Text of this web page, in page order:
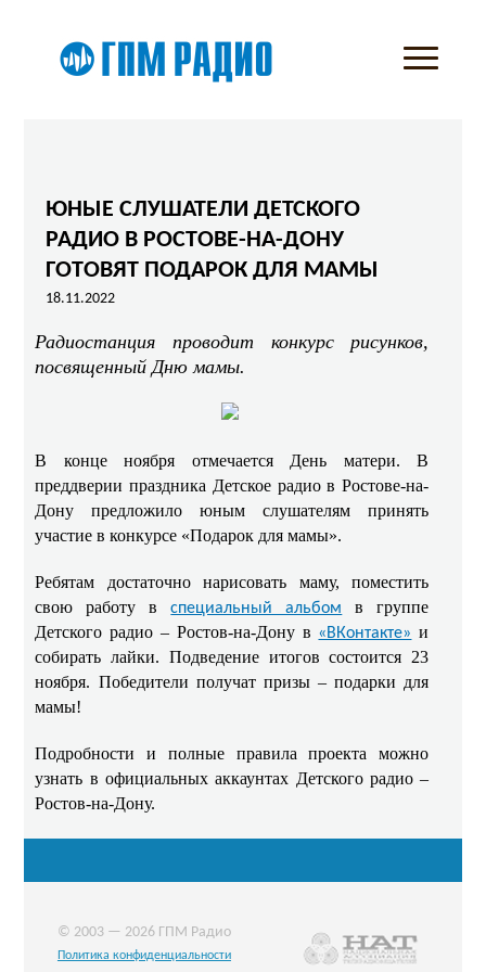
ЮНЫЕ СЛУШАТЕЛИ ДЕТСКОГО
РАДИО В РОСТОВЕ-НА-ДОНУ
ГОТОВЯТ ПОДАРОК ДЛЯ МАМЫ
18.11.2022
Радиостанция проводит конкурс рисунков,
посвященный Дню мамы.
В конце ноября отмечается День матери. В
преддверии праздника Детское радио в Ростове-на-
Дону предложило юным слушателям принять
участие в конкурсе «Подарок для мамы».
Ребятам достаточно нарисовать маму, поместить
свою работу вспециальный альбом
в группе
Детского радио – Ростов-на-Дону в «ВКонтакте» и
собирать лайки. Подведение итогов состоится 23
ноября. Победители получат призы – подарки для
мамы!
Подробности и полные правила проекта можно
узнать в официальных аккаунтах Детского радио –
Ростов-на-Дону.
© 2003 — 2026 ГПМ Радио
Политика конфиденциальности